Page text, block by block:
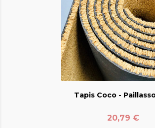
favorite_border
Tapis Coco -
Prix
20,79 €